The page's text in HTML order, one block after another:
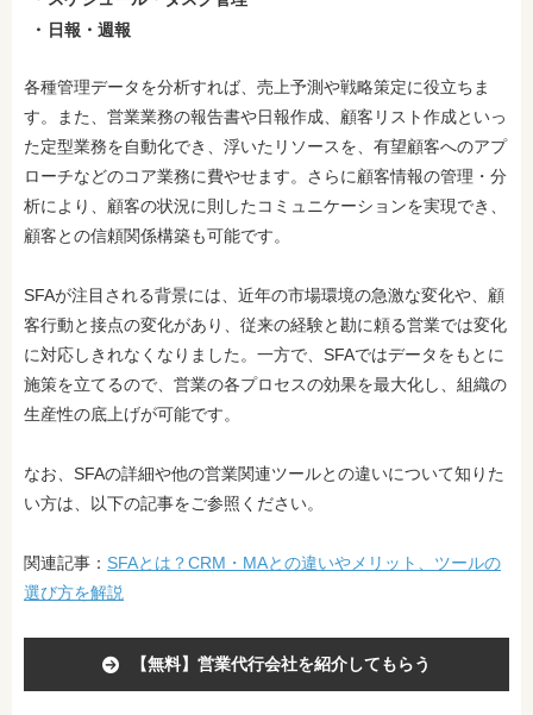
日報・週報
各種管理データを分析すれば、売上予測や戦略策定に役立ちま
す。また、営業業務の報告書や日報作成、顧客リスト作成といっ
た定型業務を自動化でき、浮いたリソースを、有望顧客へのアプ
ローチなどのコア業務に費やせます。さらに顧客情報の管理・分
析により、顧客の状況に則したコミュニケーションを実現でき、
顧客との信頼関係構築も可能です。
SFAが注目される背景には、近年の市場環境の急激な変化や、顧
客行動と接点の変化があり、従来の経験と勘に頼る営業では変化
に対応しきれなくなりました。一方で、SFAではデータをもとに
施策を立てるので、営業の各プロセスの効果を最大化し、組織の
生産性の底上げが可能です。
なお、SFAの詳細や他の営業関連ツールとの違いについて知りた
い方は、以下の記事をご参照ください。
関連記事： SFAとは？CRM・MAとの違いやメリット、ツールの
選び方を解説
【無料】営業代行会社を紹介してもらう